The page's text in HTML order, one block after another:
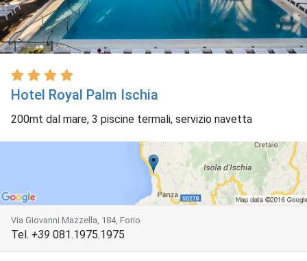
Hotel Royal Palm Ischia
200mt dal mare, 3 piscine termali, servizio navetta
Via Giovanni Mazzella, 184, Forio
Tel. +39 081.1975.1975